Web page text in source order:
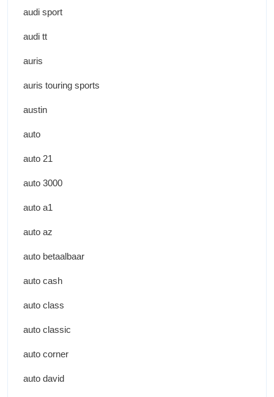
audi sport
audi tt
auris
auris touring sports
austin
auto
auto 21
auto 3000
auto a1
auto az
auto betaalbaar
auto cash
auto class
auto classic
auto corner
auto david